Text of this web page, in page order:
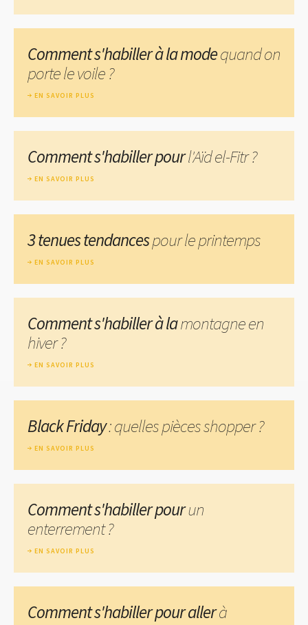
Comment s'habiller à la modequand on
porte le voile ?
EN SAVOIR PLUS
Comment s'habiller pourl'Aïd el-Fitr ?
EN SAVOIR PLUS
3 tenues tendancespour le printemps
EN SAVOIR PLUS
Comment s'habiller à lamontagne en
hiver ?
EN SAVOIR PLUS
Black Friday: quelles pièces shopper ?
EN SAVOIR PLUS
Comment s'habiller pourun
enterrement ?
EN SAVOIR PLUS
Comment s'habiller pour allerà